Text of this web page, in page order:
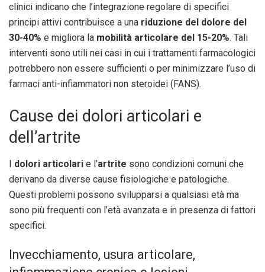
clinici indicano che l’integrazione regolare di specifici
principi attivi contribuisce a una riduzione del dolore del
30-40% e migliora la mobilità articolare del 15-20%. Tali
interventi sono utili nei casi in cui i trattamenti farmacologici
potrebbero non essere sufficienti o per minimizzare l’uso di
farmaci anti-infiammatori non steroidei (FANS).
Cause dei dolori articolari e
dell’artrite
I dolori articolari e l’artrite sono condizioni comuni che
derivano da diverse cause fisiologiche e patologiche.
Questi problemi possono svilupparsi a qualsiasi età ma
sono più frequenti con l’età avanzata e in presenza di fattori
specifici.
Invecchiamento, usura articolare,